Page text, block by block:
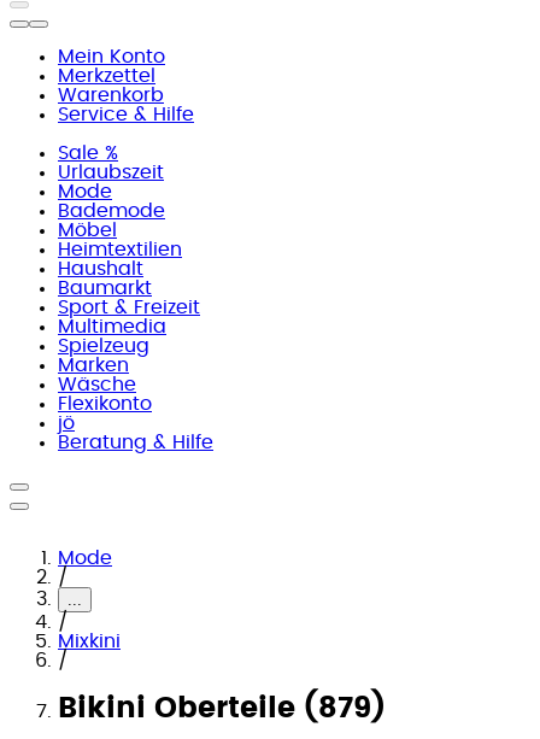
Mein Konto
Merkzettel
Warenkorb
Service & Hilfe
Sale %
Urlaubszeit
Mode
Bademode
Möbel
Heimtextilien
Haushalt
Baumarkt
Sport & Freizeit
Multimedia
Spielzeug
Marken
Wäsche
Flexikonto
jö
Beratung & Hilfe
Mode
/
...
/
Mixkini
/
Bikini Oberteile (879)